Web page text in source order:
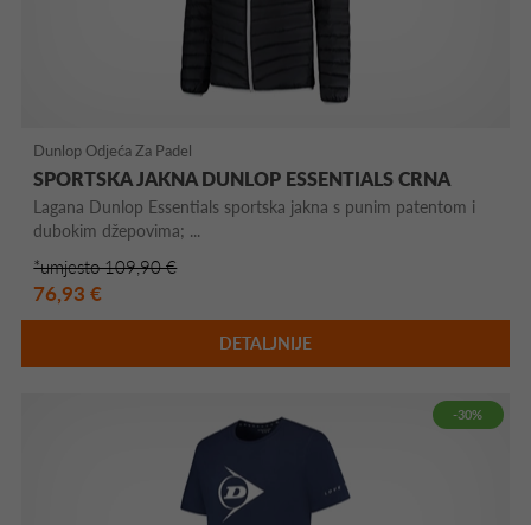
Dunlop Odjeća Za Padel
SPORTSKA JAKNA DUNLOP ESSENTIALS CRNA
Lagana Dunlop Essentials sportska jakna s punim patentom i
dubokim džepovima; ...
*umjesto 109,90 €
76,93 €
DETALJNIJE
-30%